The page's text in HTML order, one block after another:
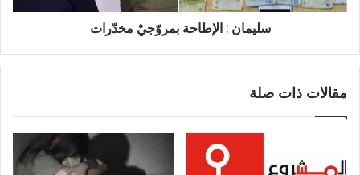
سليمان : الإطاحة بمروّجيْ مخدّرات
مقالات ذات صلة